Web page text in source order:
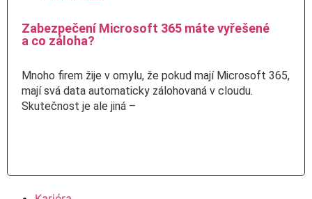
Zabezpečení Microsoft 365 máte vyřešené
a co záloha?
Mnoho firem žije v omylu, že pokud mají Microsoft 365,
mají svá data automaticky zálohovaná v cloudu.
Skutečnost je ale jiná –